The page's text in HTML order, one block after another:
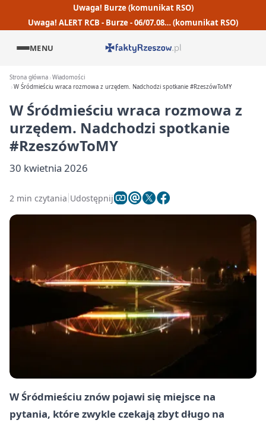
Uwaga! Burze (komunikat RSO)
Uwaga! ALERT RCB - Burze - 06/07.08… (komunikat RSO)
MENU
Strona główna Wiadomości
W Śródmieściu wraca rozmowa z urzędem. Nadchodzi spotkanie #RzeszówToMY
W Śródmieściu wraca rozmowa z
urzędem. Nadchodzi spotkanie
#RzeszówToMY
30 kwietnia 2026
2 min czytania Udostępnij
W Śródmieściu znów pojawi się miejsce na
pytania, które zwykle czekają zbyt długo na